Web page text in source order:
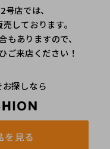
店では、
しております。
ありますので、
ご来店ください！
探しなら
を見る